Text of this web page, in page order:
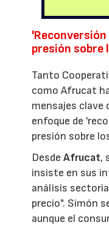
presión sobre
Tanto
como Afrucat
mensajes clave
enfoque de
presión sobre
DesdeAfrucat,
insiste en sus
análisis
precio". Simón
aunque el